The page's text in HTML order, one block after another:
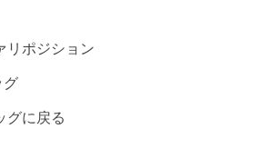
リポジション
グ
グに戻る